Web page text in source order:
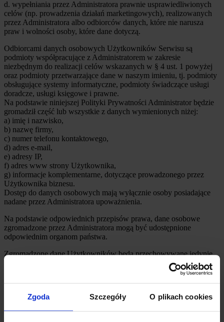
Zgoda Szczegóły O plikach cookies
d. wypełniania przez Administratora prawnie usprawiedliwionych
celów (np. prowadzenia działań marketingowych), realizowanych
przez Administratora albo odbiorców danych, które nie narusza
praw i wolności osoby, które dane dotyczą.
Odbiorcami danych osobowych Użytkowników Serwisu są
podmioty współpracujące z Administratorem w zakresie
niezbędnym do realizacji celów wskazanych w § 4 ust. 1 powyżej
oraz podmioty przetwarzające dane w naszym imieniu, tj. podmioty
obsługujące systemy informatyczne, podmioty świadczące usługi
doradcze, usługi księgowe i prawne.
Na podstawie niniejszej Polityki Prywatności Administrator będzie
gromadził część lub wszystkie z danych wymienionych niżej:
a) imię i nazwisko,
b) nazwę firmy,
c) numer telefonu kontaktowego,
d) adres e-mail,
e) adresy IP,
f) adres www strony Użytkownika,
g) informacje komplementarne, dotyczące prowadzonego przez
Użytkownika biznesu.
Dostęp do danych osobowych mają wyłącznie osoby posiadające
nadane przez Administratora upoważnienia.
Na podstawie odpowiednich przepisów prawa, dane osobowe
zgromadzone przez Administratora mogą być udostępnione
odpowiednim organom państwa.
Zgromadzone dane Użytkowników będą przechowywane jedynie
tak długo, jak jest to dozwolone ze względów prawnych i
regulacyjnych (w tym np. księgowo-rachunkowych) oraz niezbędne